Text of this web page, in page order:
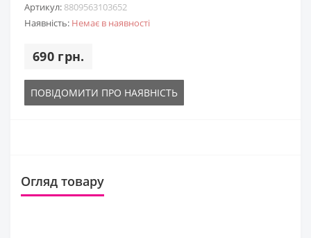
Артикул: 8809563103652
Наявність: Немає в наявності
690 грн.
ПОВІДОМИТИ ПРО НАЯВНІСТЬ
Огляд товару